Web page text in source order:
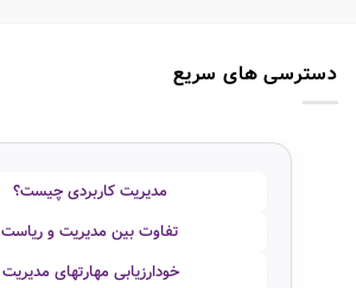
دسترسی های سریع
مدیریت کاربردی چیست؟
تفاوت بین مدیریت و ریاست
خودارزیابی مهارتهای مدیریت